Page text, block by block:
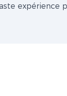
expérience